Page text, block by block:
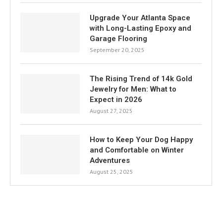
Upgrade Your Atlanta Space
with Long-Lasting Epoxy and
Garage Flooring
September 20, 2025
The Rising Trend of 14k Gold
Jewelry for Men: What to
Expect in 2026
August 27, 2025
How to Keep Your Dog Happy
and Comfortable on Winter
Adventures
August 25, 2025